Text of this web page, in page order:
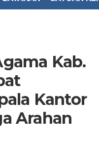
Kab.
Kantor
Arahan